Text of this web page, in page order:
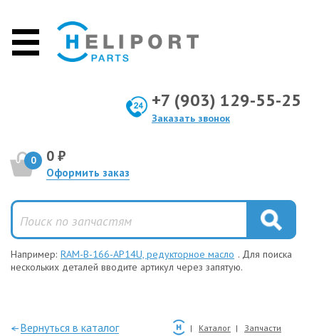
+7 (903) 129-55-25
Заказать звонок
0 0 ₽
Оформить заказ
Например: RAM-B-166-AP14U, редукторное масло . Для поиска
нескольких деталей вводите артикул через запятую.
—Вернуться в каталог Каталог Запчасти